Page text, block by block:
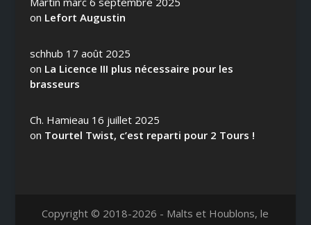
on Lefort Augustin
schhub 17 août 2025
on La Licence III plus nécessaire pour les
brasseurs
Ch. Hamieau 16 juillet 2025
on Tourtel Twist, c’est reparti pour 2 Tours !
Copyright © 2018-2026 - Malts et Houblons, le